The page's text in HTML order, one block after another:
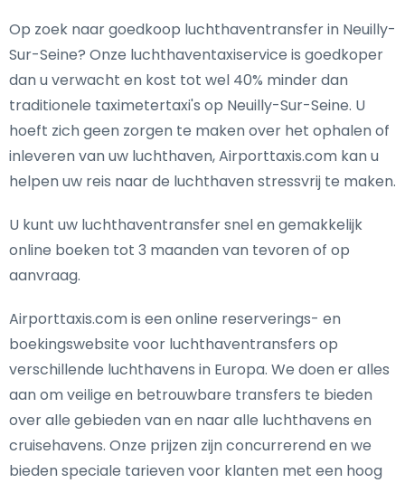
Op zoek naar goedkoop luchthaventransfer in Neuilly-
Sur-Seine? Onze luchthaventaxiservice is goedkoper
dan u verwacht en kost tot wel 40% minder dan
traditionele taximetertaxi's op Neuilly-Sur-Seine. U
hoeft zich geen zorgen te maken over het ophalen of
inleveren van uw luchthaven, Airporttaxis.com kan u
helpen uw reis naar de luchthaven stressvrij te maken.
U kunt uw luchthaventransfer snel en gemakkelijk
online boeken tot 3 maanden van tevoren of op
aanvraag.
Airporttaxis.com is een online reserverings- en
boekingswebsite voor luchthaventransfers op
verschillende luchthavens in Europa. We doen er alles
aan om veilige en betrouwbare transfers te bieden
over alle gebieden van en naar alle luchthavens en
cruisehavens. Onze prijzen zijn concurrerend en we
bieden speciale tarieven voor klanten met een hoog